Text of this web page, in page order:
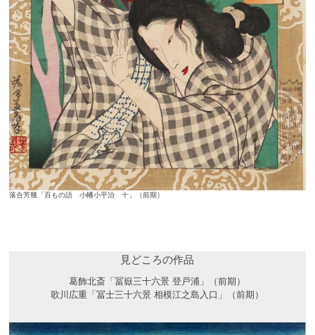
落合芳幾「百もの語 小幡小平治 十」（前期）
見どころの作品
葛飾北斎「冨嶽三十六景 登戸浦」（前期）
歌川広重「冨士三十六景 相模江之島入口」（前期）